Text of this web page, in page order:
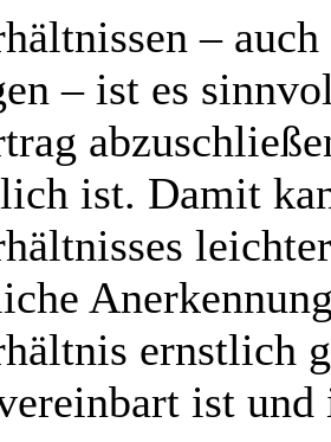
–
– ist es
ist. Damit
ernstlich
ist